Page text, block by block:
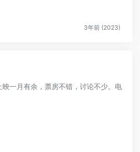
3年前 (2023)
一月有余，票房不错，讨论不少。电